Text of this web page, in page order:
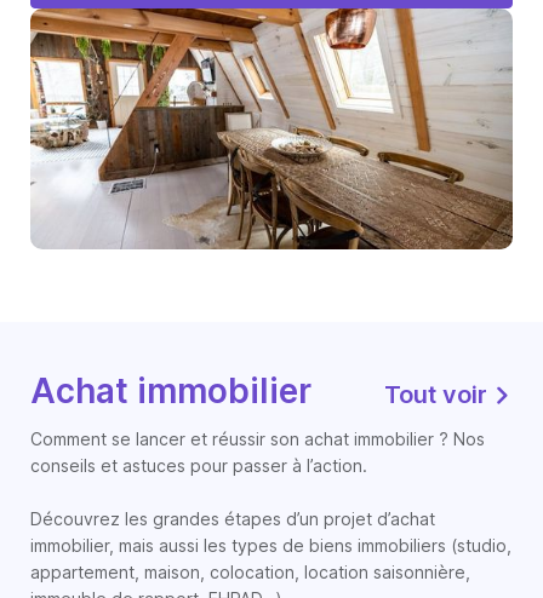
Achat immobilier Tout voir
Comment se lancer et réussir son achat immobilier ? Nos
conseils et astuces pour passer à l’action.
Découvrez les grandes étapes d’un projet d’achat
immobilier, mais aussi les types de biens immobiliers (studio,
appartement, maison, colocation, location saisonnière,